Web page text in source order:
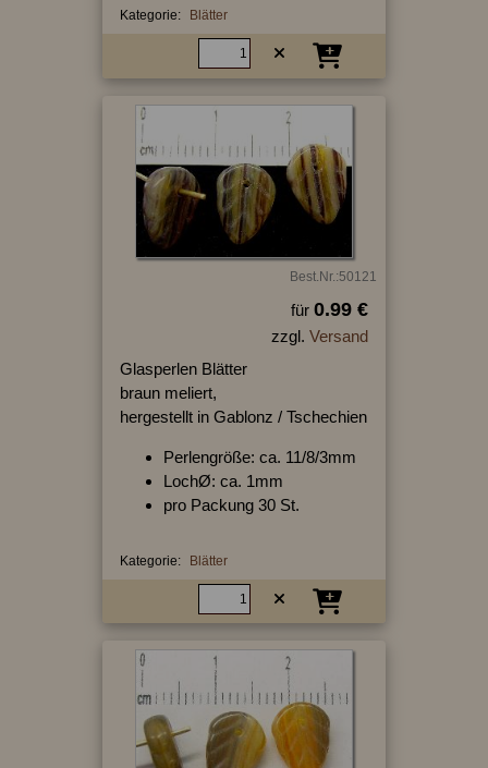
Kategorie: Blätter
Best.Nr.:50121
für 0.99 €
zzgl. Versand
Glasperlen Blätter
braun meliert,
hergestellt in Gablonz / Tschechien
Perlengröße: ca. 11/8/3mm
LochØ: ca. 1mm
pro Packung 30 St.
Kategorie: Blätter